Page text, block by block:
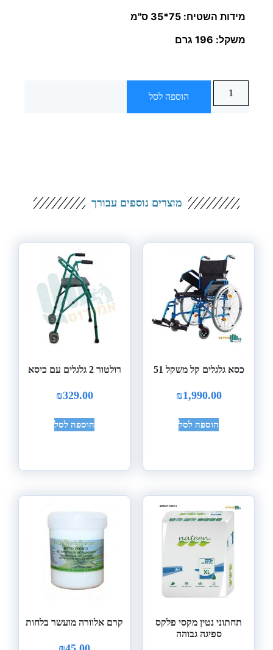
מידות השטיח: 75*35 ס"מ
משקל: 196 גרם
הוספה לסל
מוצרים נוספים עבורך
כסא גלגלים קל משקל 51
₪1,990.00
הוספה לסל
רולטור 2 גלגלים עם כיסא
₪329.00
הוספה לסל
תחתוני נטין מקסי פלקס
ספיגה גבוהה
קרם אלוורה מועשר בלחות